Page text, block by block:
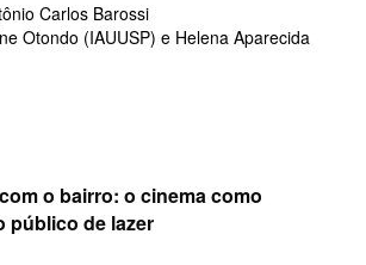
Carlos Barossi
Otondo (IAUUSP) e Helena Aparecida
o bairro: o cinema como
público de lazer